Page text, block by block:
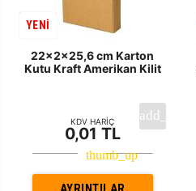
22x2x25,6 cm Karton
Kutu Kraft Amerikan Kilit
YENİ
KDV HARİÇ
0,01 TL